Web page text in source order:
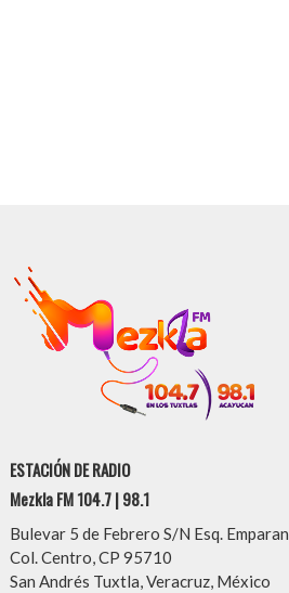
ESTACIÓN DE RADIO
Mezkla FM 104.7 | 98.1
Bulevar 5 de Febrero S/N Esq. Emparan
Col. Centro, CP 95710
San Andrés Tuxtla, Veracruz, México